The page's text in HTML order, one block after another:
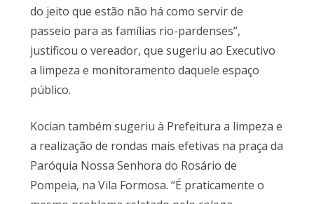
do jeito que estão não há como servir de
passeio para as famílias rio-pardenses”,
justificou o vereador, que sugeriu ao Executivo
a limpeza e monitoramento daquele espaço
público.
Kocian também sugeriu à Prefeitura a limpeza e
a realização de rondas mais efetivas na praça da
Paróquia Nossa Senhora do Rosário de
Pompeia, na Vila Formosa. “É praticamente o